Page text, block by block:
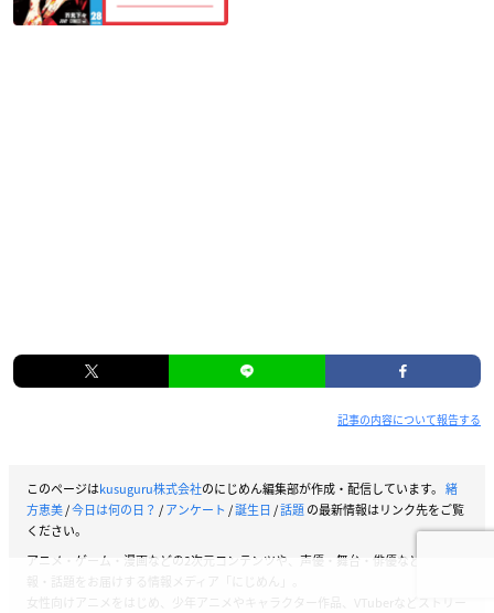
記事の内容について報告する
このページはkusuguru株式会社のにじめん編集部が作成・配信しています。 緒
方恵美/今日は何の日？ /アンケート /誕生日/話題の最新情報はリンク先をご覧
ください。
アニメ・ゲーム・漫画などの2次元コンテンツや、声優・舞台・俳優などの情
報・話題をお届けする情報メディア「にじめん」。
女性向けアニメをはじめ、少年アニメやキャラクター作品、VTuberなどストリー